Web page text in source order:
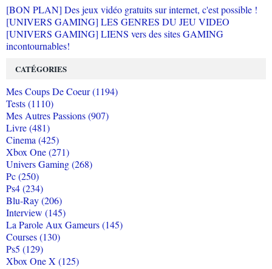
[BON PLAN] Des jeux vidéo gratuits sur internet, c'est possible !
[UNIVERS GAMING] LES GENRES DU JEU VIDEO
[UNIVERS GAMING] LIENS vers des sites GAMING
incontournables!
CATÉGORIES
Mes Coups De Coeur (1194)
Tests (1110)
Mes Autres Passions (907)
Livre (481)
Cinema (425)
Xbox One (271)
Univers Gaming (268)
Pc (250)
Ps4 (234)
Blu-Ray (206)
Interview (145)
La Parole Aux Gameurs (145)
Courses (130)
Ps5 (129)
Xbox One X (125)